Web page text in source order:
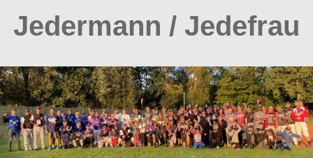
Jedermann / Jedefrau